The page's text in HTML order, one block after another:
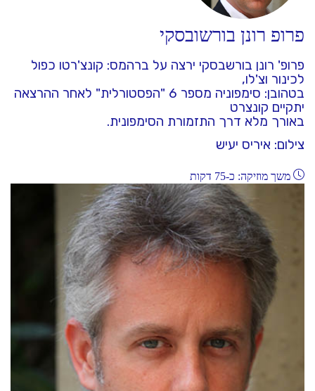
פרופ רונן בורשובסקי
פרופ' רונן בורשבסקי ירצה על ברהמס: קונצ'רטו כפול
לכינור וצ'לו,
בטהובן: סימפוניה מספר 6 "הפסטורלית" לאחר ההרצאה
יתקיים קונצרט
באורך מלא דרך התזמורת הסימפונית.
צילום: איריס יעיש
משך מוזיקה: כ-75 דקות